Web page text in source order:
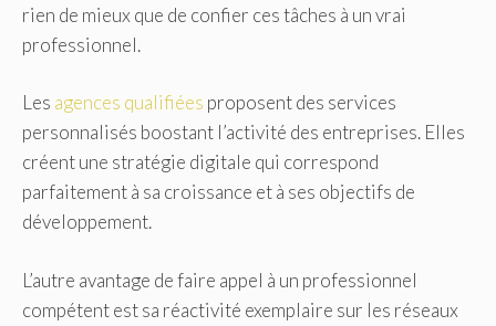
rien de mieux que de confier ces tâches à un vrai
professionnel.
Les agences qualifiées proposent des services
personnalisés boostant l’activité des entreprises. Elles
créent une stratégie digitale qui correspond
parfaitement à sa croissance et à ses objectifs de
développement.
L’autre avantage de faire appel à un professionnel
compétent est sa réactivité exemplaire sur les réseaux